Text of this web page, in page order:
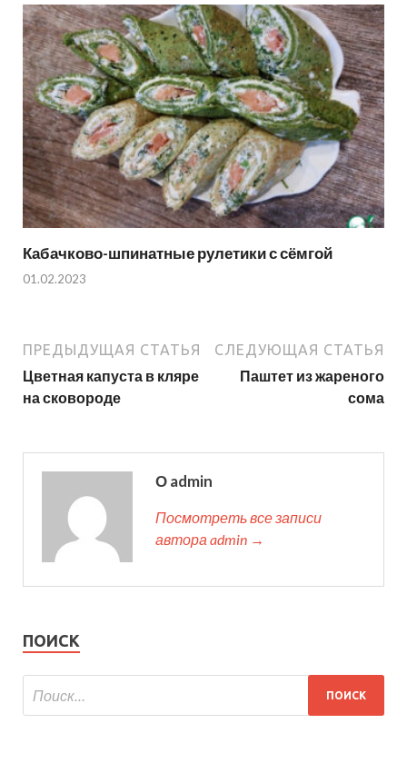
Кабачково-шпинатные рулетики с сёмгой
01.02.2023
ПРЕДЫДУЩАЯ СТАТЬЯ
Цветная капуста в кляре
на сковороде
СЛЕДУЮЩАЯ СТАТЬЯ
Паштет из жареного
сома
О admin
Посмотреть все записи
автора admin →
ПОИСК